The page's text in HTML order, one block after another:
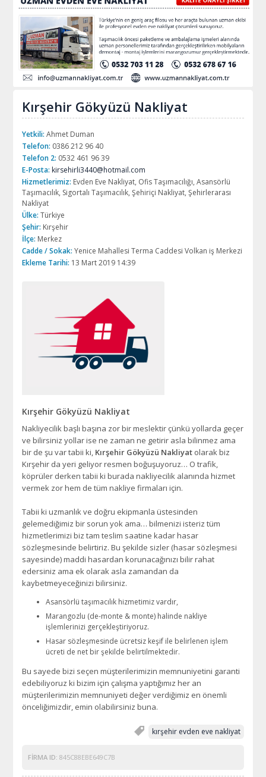
Kırşehir Gökyüzü Nakliyat
Yetkili: Ahmet Duman
Telefon: 0386 212 96 40
Telefon 2: 0532 461 96 39
E-Posta: kirsehirli3440@hotmail.com
Hizmetlerimiz: Evden Eve Nakliyat, Ofis Taşımacılığı, Asansörlü
Taşımacılık, Sigortalı Taşımacılık, Şehiriçi Nakliyat, Şehirlerarası
Nakliyat
Ülke: Türkiye
Şehir: Kırşehir
İlçe: Merkez
Cadde / Sokak: Yenice Mahallesi Terma Caddesi Volkan iş Merkezi
Ekleme Tarihi: 13 Mart 2019 14:39
Kırşehir Gökyüzü Nakliyat
Nakliyecilik başlı başına zor bir meslektir çünkü yollarda geçer
ve bilirsiniz yollar ise ne zaman ne getirir asla bilinmez ama
bir de şu var tabii ki, Kırşehir Gökyüzü Nakliyat olarak biz
Kırşehir da yeri geliyor resmen boğuşuyoruz… O trafik,
köprüler derken tabii ki burada nakliyecilik alanında hizmet
vermek zor hem de tüm nakliye firmaları için.
Tabii ki uzmanlık ve doğru ekipmanla üstesinden
gelemediğimiz bir sorun yok ama… bilmenizi isteriz tüm
hizmetlerimizi biz tam teslim saatine kadar hasar
sözleşmesinde belirtiriz. Bu şekilde sizler (hasar sözleşmesi
sayesinde) maddi hasardan korunacağınızı bilir rahat
edersiniz ama ek olarak asla zamandan da
kaybetmeyeceğinizi bilirsiniz.
Asansörlü taşımacılık hizmetimiz vardır,
Marangozlu (de-monte & monte) halinde nakliye
işlemlerinizi gerçekleştiriyoruz.
Hasar sözleşmesinde ücretsiz keşif ile belirlenen işlem
ücreti de net bir şekilde belirtilmektedir.
Bu sayede bizi seçen müşterilerimizin memnuniyetini garanti
edebiliyoruz ki bizim için çalışma yaptığımız her an
müşterilerimizin memnuniyeti değer verdiğimiz en önemli
önceliğimizdir, emin olabilirsiniz buna.
kırşehir evden eve nakliyat
FIRMA ID: 845C88EBE649C7B